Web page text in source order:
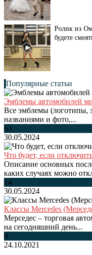
Ролик из
будете
Популярные статьи
Эмблемы автомобилей
Все эмблемы (логотипы,
названиями и фото,...
63
30.05.2024
Что будет, если
Описание основных
каких случаях можно
14
30.05.2024
Классы Mercedes
Мерседес – торговая
на сегодняшний день...
0
24.10.2021